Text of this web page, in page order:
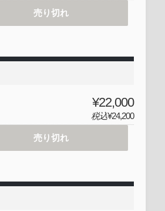
売り切れ
¥22,000
税込¥24,200
売り切れ